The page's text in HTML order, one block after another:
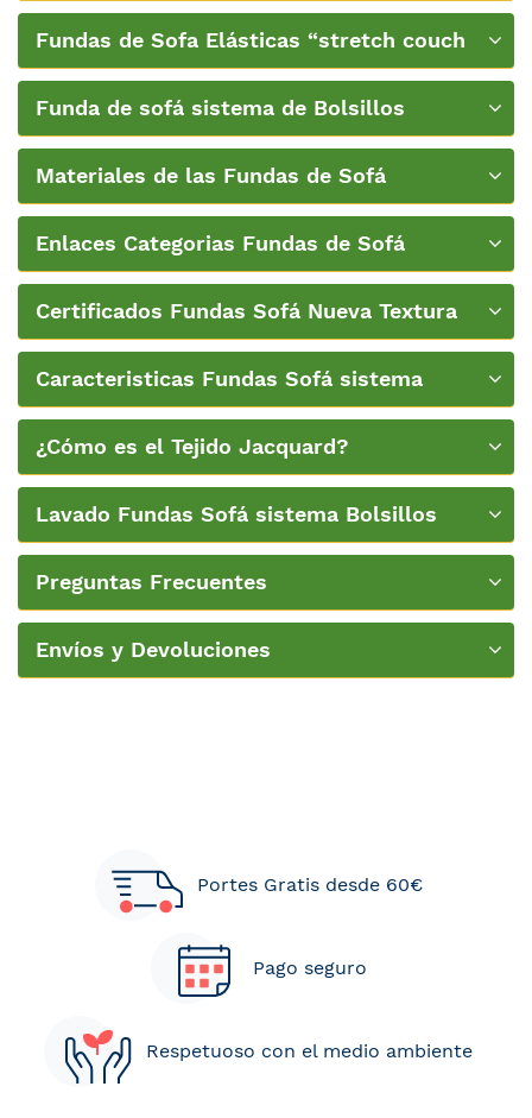
Fundas de Sofa Elásticas “stretch couch
Funda de sofá sistema de Bolsillos
Materiales de las Fundas de Sofá
Enlaces Categorias Fundas de Sofá
Certificados Fundas Sofá Nueva Textura
Caracteristicas Fundas Sofá sistema
¿Cómo es el Tejido Jacquard?
Lavado Fundas Sofá sistema Bolsillos
Preguntas Frecuentes
Envíos y Devoluciones
Portes Gratis desde 60€
Pago seguro
Respetuoso con el medio ambiente